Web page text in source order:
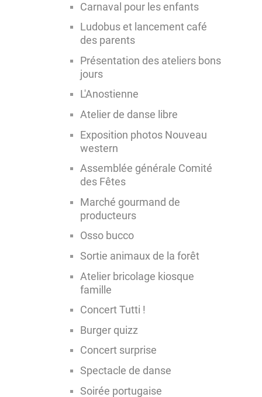
Carnaval pour les enfants
Ludobus et lancement café
des parents
Présentation des ateliers bons
jours
L'Anostienne
Atelier de danse libre
Exposition photos Nouveau
western
Assemblée générale Comité
des Fêtes
Marché gourmand de
producteurs
Osso bucco
Sortie animaux de la forêt
Atelier bricolage kiosque
famille
Concert Tutti !
Burger quizz
Concert surprise
Spectacle de danse
Soirée portugaise